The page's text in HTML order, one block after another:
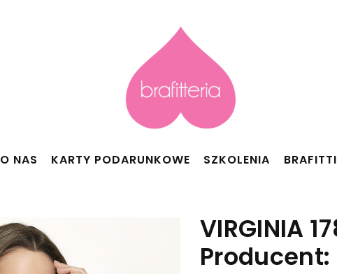
O NAS KARTY PODARUNKOWE SZKOLENIA
VIRGINIA
Producent: